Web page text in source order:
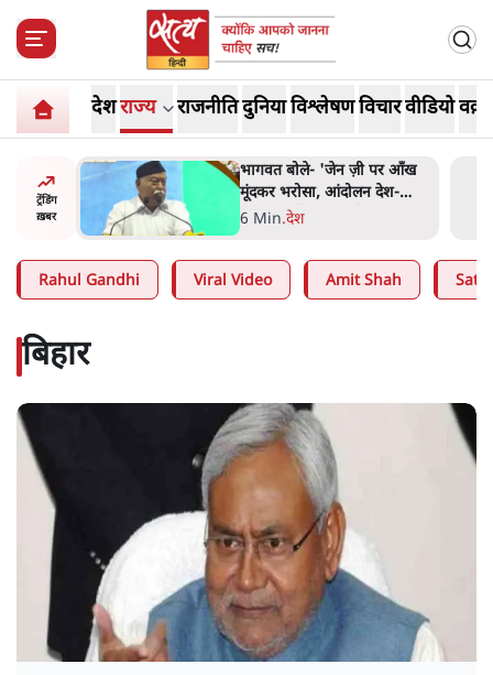
देशराज्य राजनीतिदुनियाविश्लेषणविचारवीडियो
ट्रेंडिंग
ख़बर
बोले थे-
अतीक अहमद के बेटे अबान अहमद
की सड़क हादसे में मौत, जेल में बंद
भाई से मिलने जा रहे थे
5 Min.उत्तर प्रदेश
Rahul Gandhi Viral Video Amit Shah
बिहार